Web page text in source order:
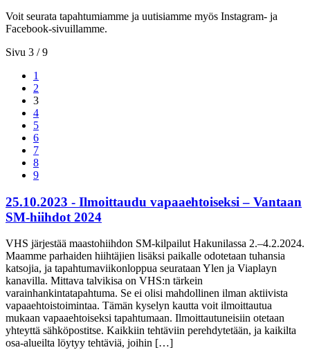
Voit seurata tapahtumiamme ja uutisiamme myös Instagram- ja
Facebook-sivuillamme.
Sivu 3 / 9
1
2
3
4
5
6
7
8
9
25.10.2023 - Ilmoittaudu vapaaehtoiseksi – Vantaan
SM-hiihdot 2024
VHS järjestää maastohiihdon SM-kilpailut Hakunilassa 2.–4.2.2024.
Maamme parhaiden hiihtäjien lisäksi paikalle odotetaan tuhansia
katsojia, ja tapahtumaviikonloppua seurataan Ylen ja Viaplayn
kanavilla. Mittava talvikisa on VHS:n tärkein
varainhankintatapahtuma. Se ei olisi mahdollinen ilman aktiivista
vapaaehtoistoimintaa. Tämän kyselyn kautta voit ilmoittautua
mukaan vapaaehtoiseksi tapahtumaan. Ilmoittautuneisiin otetaan
yhteyttä sähköpostitse. Kaikkiin tehtäviin perehdytetään, ja kaikilta
osa-alueilta löytyy tehtäviä, joihin […]